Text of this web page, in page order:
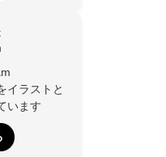
イラストと
います